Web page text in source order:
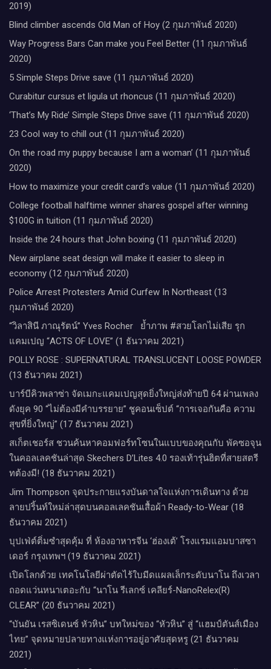
2019)
Blind climber ascends Old Man of Hoy (2 กุมภาพันธ์ 2020)
Way Progress Bars Can make you Feel Better (11 กุมภาพันธ์
2020)
5 Simple Steps Drive save (11 กุมภาพันธ์ 2020)
Curabitur cursus et ligula ut rhoncus (11 กุมภาพันธ์ 2020)
‘That’s My Ride’ Simple Steps Drive save (11 กุมภาพันธ์ 2020)
23 Cool way to chill out (11 กุมภาพันธ์ 2020)
On the road my puppy because I am a woman’ (11 กุมภาพันธ์
2020)
How to maximize your credit card’s value (11 กุมภาพันธ์ 2020)
College football halftime winner shares gospel after winning
$100G in tuition (11 กุมภาพันธ์ 2020)
Inside the 24 hours that John boxing (11 กุมภาพันธ์ 2020)
New airplane seat design will make it easier to sleep in
economy (12 กุมภาพันธ์ 2020)
Police Arrest Protesters Amid Curfew In Northeast (13
กุมภาพันธ์ 2020)
“วิลาสินี ภาณุรัตน์” Yves Rocher​ ย้ำภาพ #สวยโลกไม่เสีย รุก
แคมเปญ “ACTS OF LOVE” (1 ธันวาคม 2021)
POLLY ROSE : SUPERNATURAL TRANSLUCENT LOOSE POWDER
(13 ธันวาคม 2021)
บาร์บีคิวพลาซ่า จัดเมกะแคมเปญสุดยิ่งใหญ่ส่งท้ายปี 64 ผ่านเพลง
ดังยุค 90 “ไม่ต้องมีคำบรรยาย” ชูคอนเซ็ปต์ “การเจอกันคือ ความ
สุขที่ยิ่งใหญ่” (17 ธันวาคม 2021)
สเก็ตเชอร์ส ชวนค้นหาคอมฟอร์ทโซนในแบบของคุณกับ พัคซอจุน
ในคอลเลคชันล่าสุด Skechers D’Lites 4.0 รองเท้ารุ่นฮิตที่สายสตรี
ทต้องมี! (18 ธันวาคม 2021)
Jim Thompson จุดประกายแรงบันดาลใจแห่งการเดินทาง ด้วย
ลายปริ้นท์ใหม่ล่าสุดบนคอลเลคชันเสื้อผ้า Ready-to-Wear (18
ธันวาคม 2021)
บุปเฟ่ต์ติ่มซำสุดคุ้ม ที่ ห้อง​อาหารจีน​ ‘ฮ่องเต้’ โรงแรม​แอม​บาส​ซา​
เดอร์​ กรุงเทพฯ​ (19 ธันวาคม 2021)
เปิดโลกด้วย เทคโนโลยีผ่าตัดไร้ใบมีดแผลเล็กระดับนาโน ถึงเวลา
ถอดแว่นหนาเตอะกับ “นาโน รีเลกซ์ เคลียร์-NanoRelex(R)
CLEAR” (20 ธันวาคม 2021)
“บันยัน เรสซิเดนซ์ หัวหิน” บทใหม่ของ “หัวหิน” สู่ “แฮมป์ตันส์เมือง
ไทย” จุดหมายปลายทางแห่งการอยู่อาศัยสุดหรู (21 ธันวาคม
2021)